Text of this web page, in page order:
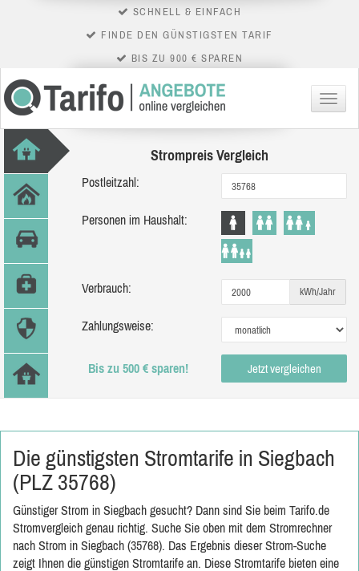
SCHNELL & EINFACH
FINDE DEN GÜNSTIGSTEN TARIF
BIS ZU 900 € SPAREN
Menü
Strompreis Vergleich
Postleitzahl:
Personen im Haushalt:
Verbrauch: kWh/Jahr
Zahlungsweise:
Bis zu 500 € sparen! Jetzt vergleichen
Die günstigsten Stromtarife in Siegbach
(PLZ 35768)
Günstiger Strom in Siegbach gesucht? Dann sind Sie beim Tarifo.de
Stromvergleich genau richtig. Suche Sie oben mit dem Stromrechner
nach Strom in Siegbach (35768). Das Ergebnis dieser Strom-Suche
zeigt Ihnen die günstigen Stromtarife an. Diese Stromtarife bieten eine